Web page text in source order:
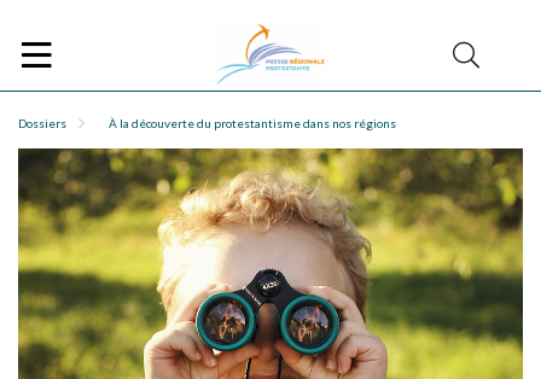
Dossiers À la découverte du protestantisme dans nos régions